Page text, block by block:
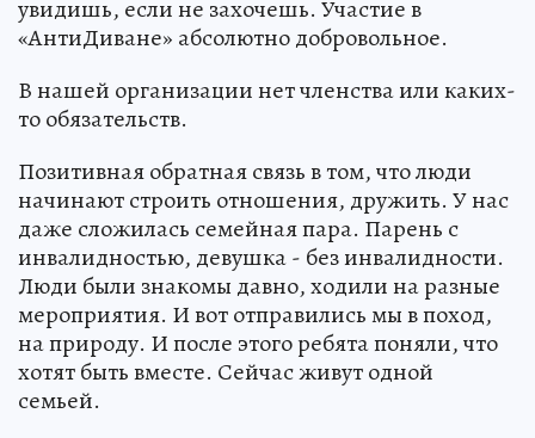
увидишь, если не захочешь. Участие в
«АнтиДиване» абсолютно добровольное.
В нашей организации нет членства или каких-
то обязательств.
Позитивная обратная связь в том, что люди
начинают строить отношения, дружить. У нас
даже сложилась семейная пара. Парень с
инвалидностью, девушка - без инвалидности.
Люди были знакомы давно, ходили на разные
мероприятия. И вот отправились мы в поход,
на природу. И после этого ребята поняли, что
хотят быть вместе. Сейчас живут одной
семьей.